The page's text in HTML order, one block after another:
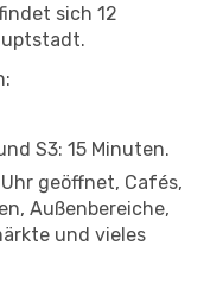
sich 12
S3: 15 Minuten.
geöffnet, Cafés,
Außenbereiche,
und vieles